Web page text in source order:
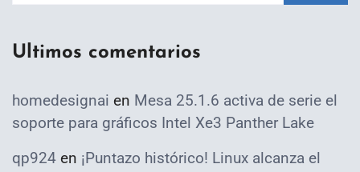
Ultimos comentarios
homedesignai en Mesa 25.1.6 activa de serie el
soporte para gráficos Intel Xe3 Panther Lake
qp924 en ¡Puntazo histórico! Linux alcanza el